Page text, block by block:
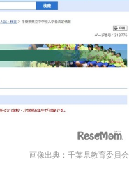
画像出典：千葉県教育委員会